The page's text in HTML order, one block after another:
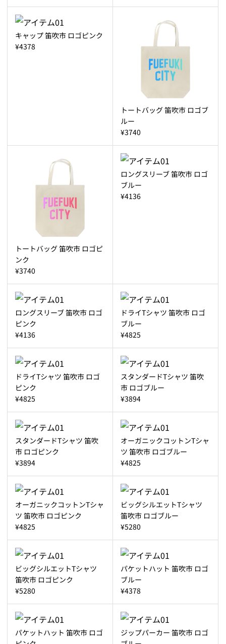
キャップ 笛吹市 ロゴピンク
¥4378
トートバッグ 笛吹市 ロゴブ
ルー
¥3740
トートバッグ 笛吹市 ロゴピ
ンク
¥3740
ロングスリーブ 笛吹市 ロゴ
ブルー
¥4136
ロングスリーブ 笛吹市 ロゴ
ピンク
¥4136
ドライTシャツ 笛吹市 ロゴ
ブルー
¥4825
ドライTシャツ 笛吹市 ロゴ
ピンク
¥4825
スタンダードTシャツ 笛吹
市 ロゴブルー
¥3894
スタンダードTシャツ 笛吹
市 ロゴピンク
¥3894
オーガニックコットンTシャ
ツ 笛吹市 ロゴブルー
¥4825
オーガニックコットンTシャ
ツ 笛吹市 ロゴピンク
¥4825
ビッグシルエットTシャツ
笛吹市 ロゴブルー
¥5280
ビッグシルエットTシャツ
笛吹市 ロゴピンク
¥5280
パケットハット 笛吹市 ロゴ
ブルー
¥4378
パケットハット 笛吹市 ロゴ
ジップパーカー 笛吹市 ロゴ